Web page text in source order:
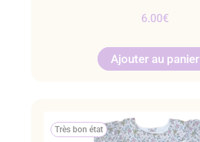
6.00€
Ajouter au panier
Très bon état